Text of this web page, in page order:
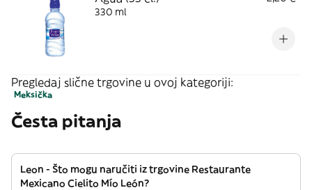
330 ml
Pregledaj slične trgovine u ovoj kategoriji:
Meksička
Česta pitanja
Leon - Što mogu naručiti iz trgovine Restaurante
Mexicano Cielito Mío León?